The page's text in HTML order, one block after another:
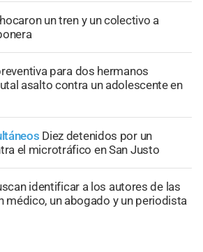
un tren y un colectivo a
para dos hermanos
asalto contra un adolescente en
Diez detenidos por un
el microtráfico en San Justo
identificar a los autores de las
médico, un abogado y un periodista